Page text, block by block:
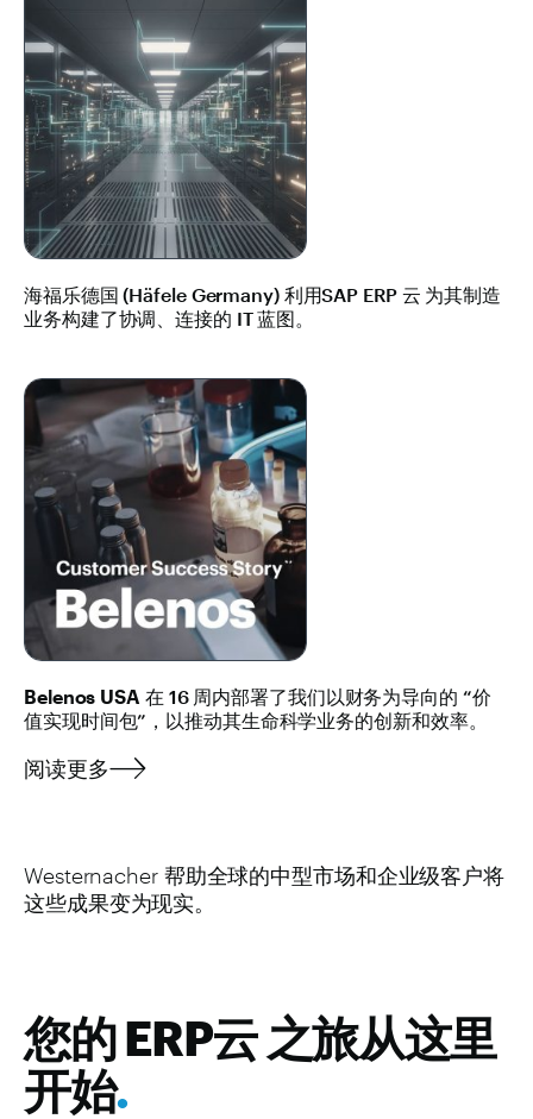
海福乐德国 (Häfele Germany) 利用SAP ERP 云 为其制造
业务构建了协调、连接的 IT 蓝图。
Belenos USA 在 16 周内部署了我们以财务为导向的 “价
值实现时间包”，以推动其生命科学业务的创新和效率。
阅读更多
Westernacher 帮助全球的中型市场和企业级客户将
这些成果变为现实。
您的 ERP云 之旅从这里
开始.